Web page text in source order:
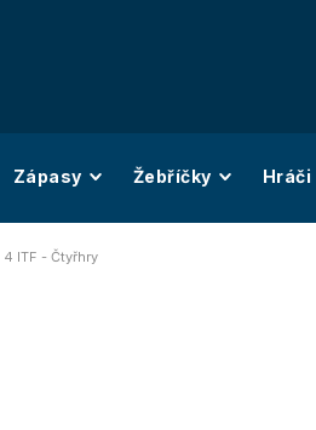
Zápasy Žebříčky Hráči
4 ITF - Čtyřhry